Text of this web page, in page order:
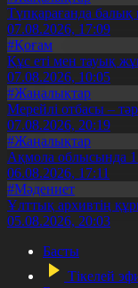
Түпқарағанда
07.08.2026, 17:09
#Қоғам
Құс еті мен тауық
07.08.2026, 10:05
#Жаңалықтар
Мерейлі отбасы –
07.08.2026, 20:19
#Жаңалықтар
Ақмола облысында
06.08.2026, 17:11
#Мәдениет
Ұлттық архивтің
05.08.2026, 20:03
Басты
Тікелей